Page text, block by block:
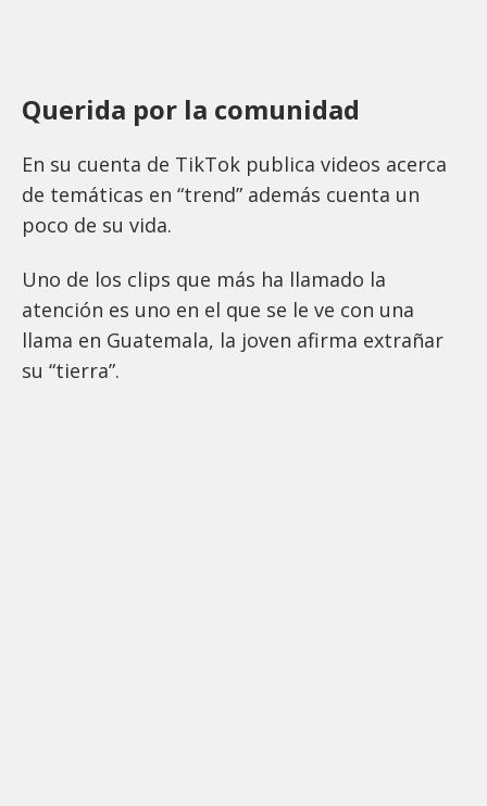
Querida por la comunidad
En su cuenta de TikTok publica videos acerca
de temáticas en “trend” además cuenta un
poco de su vida.
Uno de los clips que más ha llamado la
atención es uno en el que se le ve con una
llama en Guatemala, la joven afirma extrañar
su “tierra”.